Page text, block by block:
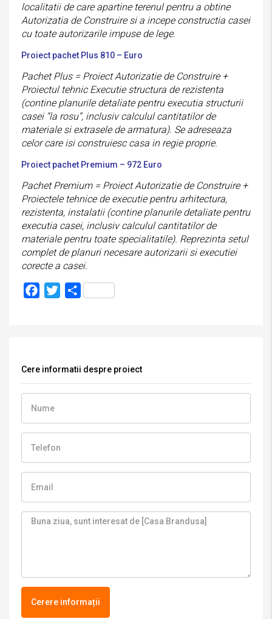
localitatii de care apartine terenul pentru a obtine
Autorizatia de Construire si a incepe constructia casei
cu toate autorizarile impuse de lege.
Proiect pachet Plus 810 – Euro
Pachet Plus = Proiect Autorizatie de Construire +
Proiectul tehnic Executie structura de rezistenta
(contine planurile detaliate pentru executia structurii
casei “la rosu”, inclusiv calculul cantitatilor de
materiale si extrasele de armatura). Se adreseaza
celor care isi construiesc casa in regie proprie.
Proiect pachet Premium – 972 Euro
Pachet Premium = Proiect Autorizatie de Construire +
Proiectele tehnice de executie pentru arhitectura,
rezistenta, instalatii (contine planurile detaliate pentru
executia casei, inclusiv calculul cantitatilor de
materiale pentru toate specialitatile). Reprezinta setul
complet de planuri necesare autorizarii si executiei
corecte a casei.
Facebook
TwitterPartajează
Cere informatii despre proiect
Cerere informații